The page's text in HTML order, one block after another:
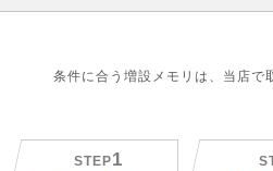
条件に合う増設メモリは、当店で
STEP1